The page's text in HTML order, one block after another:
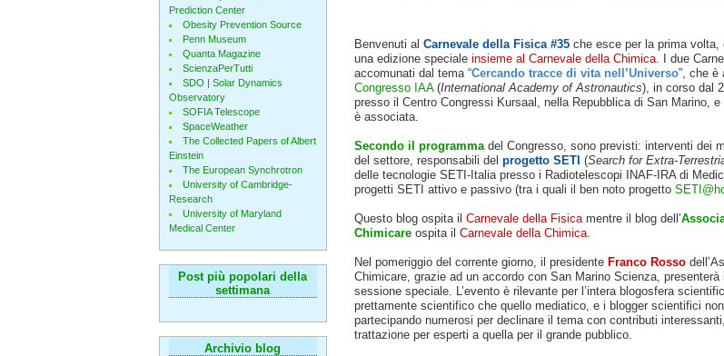
Benvenuti al Carnevale della Fisica #35che esce per la prima volta,
una edizione speciale insieme al Carnevale della Chimica. I due
accomunati dal tema “Cercando tracce di vita nell’Universo”, che è
Congresso IAA(International Academy of Astronautics), in corso dal
presso il Centro Congressi Kursaal, nella Repubblica di San Marino, e
è associata.
Secondo il programmadel Congresso, sono previsti: interventi dei
del settore, responsabili del progetto SETI (Search for Extra-
delle tecnologie SETI-Italia presso i Radiotelescopi INAF-IRA di
progetti SETI attivo e passivo (tra i quali il ben noto progetto
Questo blog ospita il Carnevale della Fisicamentre il blog dell’
Chimicareospita il Carnevale della Chimica.
Nel pomeriggio del corrente giorno, il presidente Franco Rosso
Chimicare, grazie ad un accordo con San Marino Scienza,
sessione speciale. L’evento è rilevante per l’intera blogosfera
prettamente scientifico che quello mediatico, e i blogger scientifici
partecipando numerosi per declinare il tema con contributi
trattazione per esperti a quella per il grande pubblico.
Prediction Center
Obesity Prevention Source
Penn Museum
Quanta Magazine
ScienzaPerTutti
SDO | Solar Dynamics
Observatory
SOFIA Telescope
SpaceWeather
The Collected Papers of Albert
Einstein
The European Synchrotron
University of Cambridge-
Research
University of Maryland
Medical Center
Post più popolari della
settimana
Archivio blog